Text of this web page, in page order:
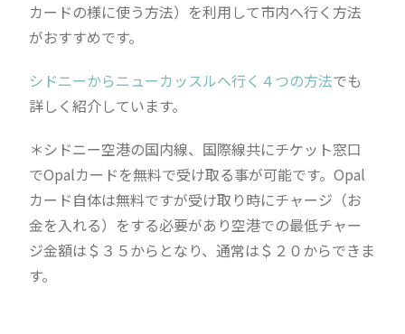
カードの様に使う方法）を利用して市内へ行く方法
がおすすめです。
シドニーからニューカッスルへ行く４つの方法でも
詳しく紹介しています。
＊シドニー空港の国内線、国際線共にチケット窓口
でOpalカードを無料で受け取る事が可能です。Opal
カード自体は無料ですが受け取り時にチャージ（お
金を入れる）をする必要があり空港での最低チャー
ジ金額は＄３５からとなり、通常は＄２０からできま
す。